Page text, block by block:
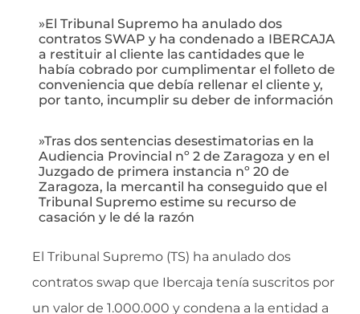
»El Tribunal Supremo ha anulado dos
contratos SWAP y ha condenado a IBERCAJA
a restituir al cliente las cantidades que le
había cobrado por cumplimentar el folleto de
conveniencia que debía rellenar el cliente y,
por tanto, incumplir su deber de información
»Tras dos sentencias desestimatorias en la
Audiencia Provincial nº 2 de Zaragoza y en el
Juzgado de primera instancia nº 20 de
Zaragoza, la mercantil ha conseguido que el
Tribunal Supremo estime su recurso de
casación y le dé la razón
El Tribunal Supremo (TS) ha anulado dos
contratos swap que Ibercaja tenía suscritos por
un valor de 1.000.000 y condena a la entidad a